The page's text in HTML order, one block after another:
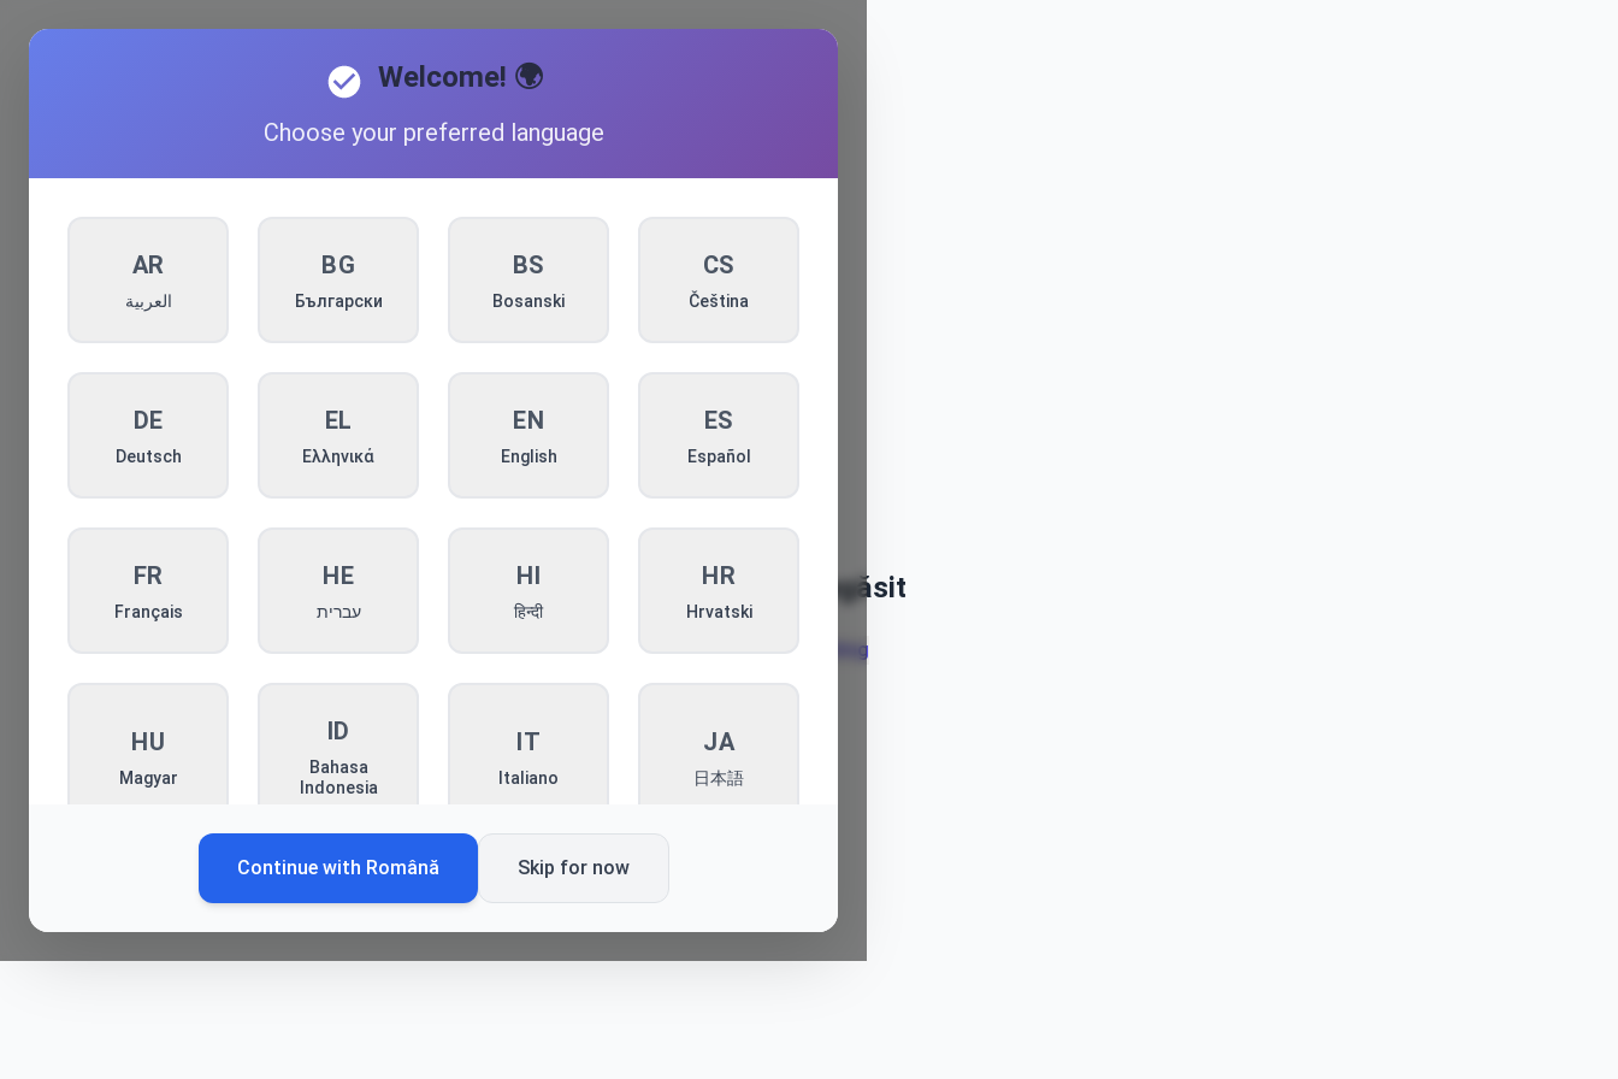
Welcome! 🌍
Choose your preferred language
AR
العربية
BG
Български
BS
Bosanski
CS
Čeština
DE
Deutsch
EL
Ελληνικά
EN
English
ES
Español
FR
Français
HE
עברית
HI
हिन्दी
HR
Hrvatski
HU
Magyar
ID
Bahasa
Indonesia
IT
Italiano
JA
日本語
MN PL
Continue with Română Skip for now
Articol negăsit
Înapoi la blog